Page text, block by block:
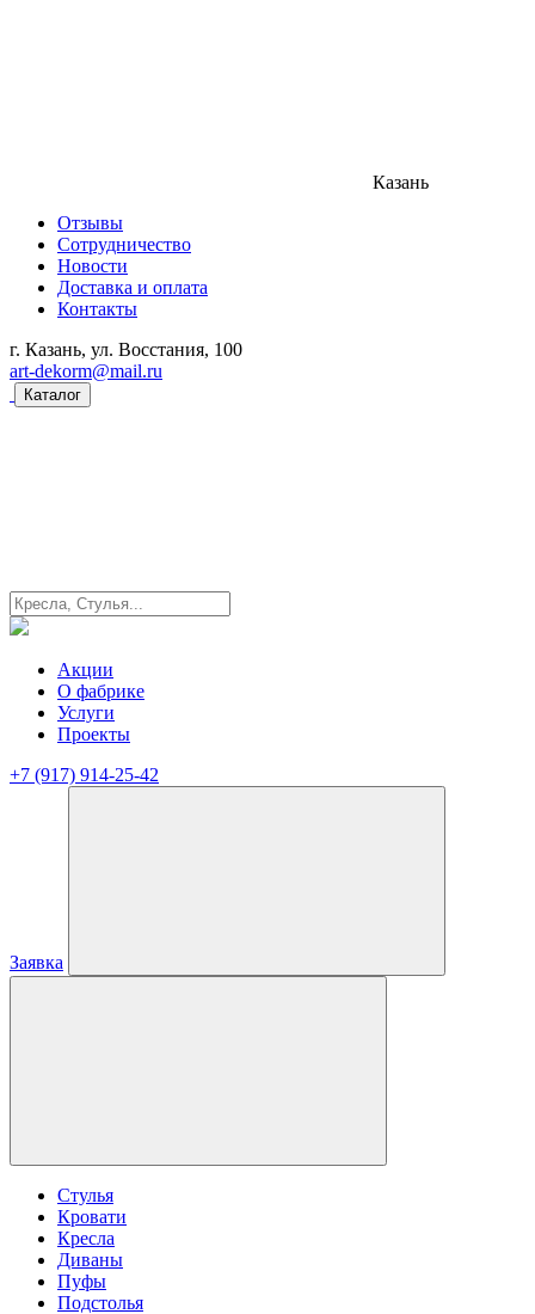
Казань
Отзывы
Сотрудничество
Новости
Доставка и оплата
Контакты
г. Казань, ул. Восстания, 100
art-dekorm@mail.ru
Каталог
Акции
О фабрике
Услуги
Проекты
+7 (917) 914-25-42
Заявка
Стулья
Кровати
Кресла
Диваны
Пуфы
Подстолья